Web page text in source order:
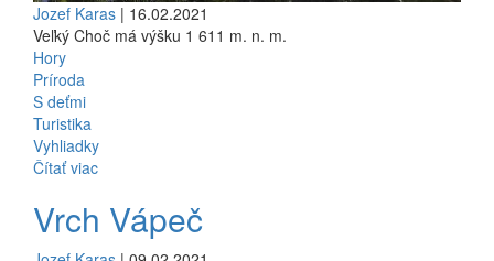
Jozef Karas | 16.02.2021
Veľký Choč má výšku 1 611 m. n. m.
Hory
Príroda
S deťmi
Turistika
Vyhliadky
Čítať viac
Vrch Vápeč